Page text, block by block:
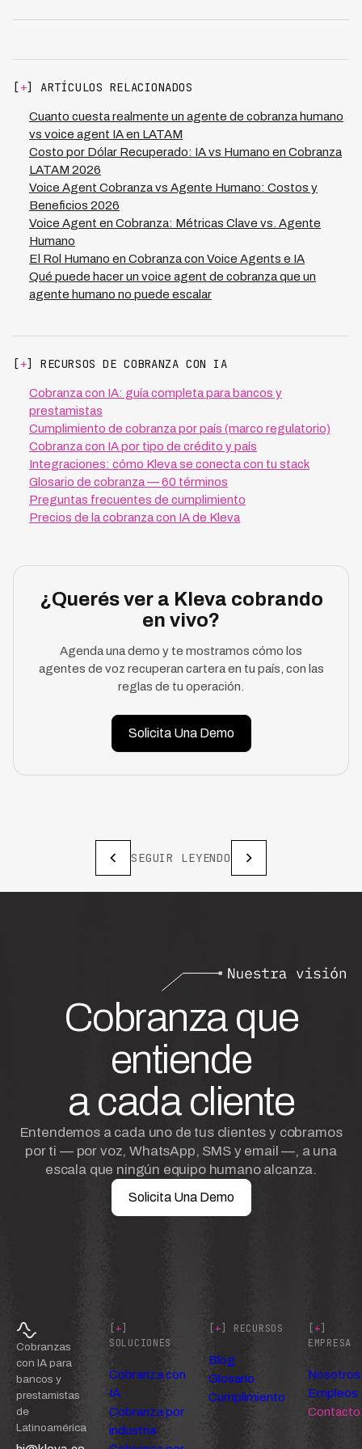
de mantener operación ($50K-$100K típico) vs costo de
IA ($15K-$40K según volumen) + mejora en
$10M en mora, esto es $1M-$2M de beneficio
incremental anual. Los costos hundidos se amortizan
solos en 2-4 meses.
[ +] ARTÍCULOS RELACIONADOS
Cuanto cuesta realmente un agente de cobranza humano
vs voice agent IA en LATAM
Costo por Dólar Recuperado: IA vs Humano en Cobranza
LATAM 2026
Voice Agent Cobranza vs Agente Humano: Costos y
Beneficios 2026
Voice Agent en Cobranza: Métricas Clave vs. Agente
Humano
El Rol Humano en Cobranza con Voice Agents e IA
Qué puede hacer un voice agent de cobranza que un
agente humano no puede escalar
[ +] RECURSOS DE COBRANZA CON IA
Cobranza con IA: guía completa para bancos y
prestamistas
Cumplimiento de cobranza por país (marco regulatorio)
Cobranza con IA por tipo de crédito y país
Integraciones: cómo Kleva se conecta con tu stack
Glosario de cobranza — 60 términos
Preguntas frecuentes de cumplimiento
Precios de la cobranza con IA de Kleva
¿Querés ver a Kleva cobrando
en vivo?
Agenda una demo y te mostramos cómo los
agentes de voz recuperan cartera en tu país, con las
reglas de tu operación.
Solicita Una Demo
SEGUIR LEYENDO
Cobranza que
entiende
a cada cliente
Entendemos a cada uno de tus clientes y cobramos
por ti — por voz, WhatsApp, SMS y email —, a una
escala que ningún equipo humano alcanza.
Solicita Una Demo
Cobranzas
con IA para
bancos y
prestamistas
de
Latinoamérica
[+]
SOLUCIONES
Cobranza con
IA
Cobranza por
industria
[+] RECURSOS
Blog
Glosario
Cumplimiento
[+]
EMPRESA
Nosotros
Empleos
Contacto